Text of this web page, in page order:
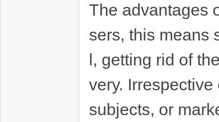
The advantages
sers, this means
l, getting rid of
very.
subjects, or